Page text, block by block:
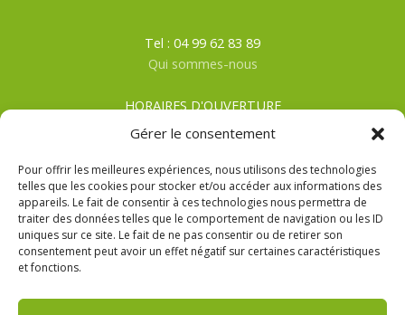
Gérer le consentement
Pour offrir les meilleures expériences, nous utilisons des technologies
telles que les cookies pour stocker et/ou accéder aux informations des
appareils. Le fait de consentir à ces technologies nous permettra de
traiter des données telles que le comportement de navigation ou les ID
uniques sur ce site. Le fait de ne pas consentir ou de retirer son
consentement peut avoir un effet négatif sur certaines caractéristiques
et fonctions.
Tel : 04 99 62 83 89
Qui sommes-nous
HORAIRES D'OUVERTURE
Du lundi au samedi
HIVER: De 8h00 à 19h00
CGV
Mentions Légales
Politique de confidentialité